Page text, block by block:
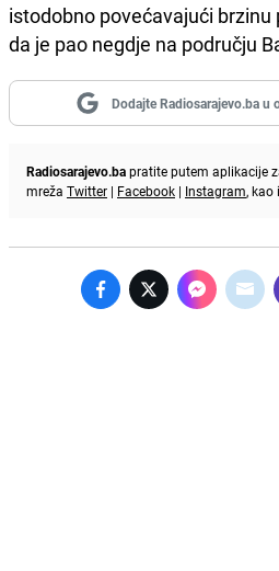
istodobno povećavajući
da je pao negdje na području
Dodajte Radiosarajevo.ba u
Radiosarajevo.bapratite putem aplikacije
mreža Twitter | Facebook | Instagram, kao